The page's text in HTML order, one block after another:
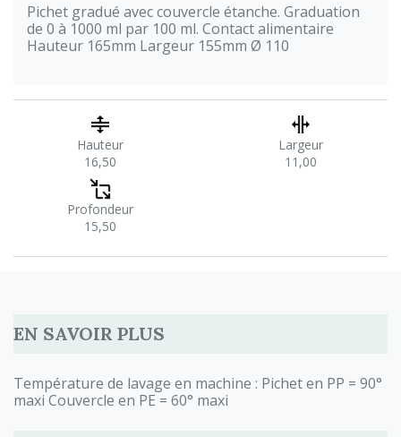
Pichet gradué avec couvercle étanche. Graduation
de 0 à 1000 ml par 100 ml. Contact alimentaire
Hauteur 165mm Largeur 155mm Ø 110
Hauteur
16,50
Largeur
11,00
Profondeur
15,50
EN SAVOIR PLUS
Température de lavage en machine : Pichet en PP = 90°
maxi Couvercle en PE = 60° maxi